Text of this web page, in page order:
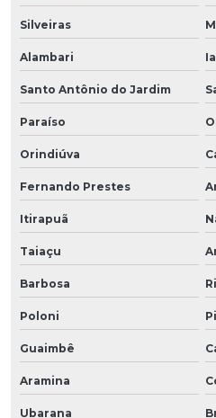
Silveiras
Alambari
Santo Antônio do Jardim
Paraíso
Orindiúva
Fernando Prestes
Itirapuã
Taiaçu
Barbosa
Poloni
Guaimbê
Aramina
Ubarana